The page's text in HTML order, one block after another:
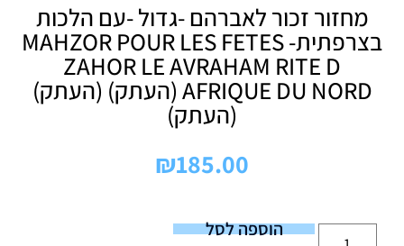
מחזור זכור לאברהם -גדול -עם הלכות
בצרפתית- MAHZOR POUR LES FETES
ZAHOR LE AVRAHAM RITE D
AFRIQUE DU NORD (העתק) (העתק)
(העתק)
₪185.00
הוספה לסל